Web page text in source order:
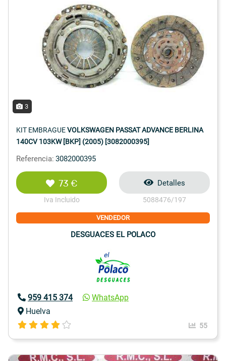
3
KIT EMBRAGUEVOLKSWAGEN PASSAT ADVANCE BERLINA
140CV 103KW [BKP] (2005) [3082000395]
Referencia: 3082000395
73 €
Iva Incluido
Detalles
5088476/197
VENDEDOR
DESGUACES EL POLACO
959 415 374
WhatsApp
Huelva
55